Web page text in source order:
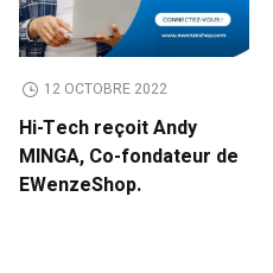
12 OCTOBRE 2022
Hi-Tech reçoit Andy
MINGA, Co-fondateur de
EWenzeShop.